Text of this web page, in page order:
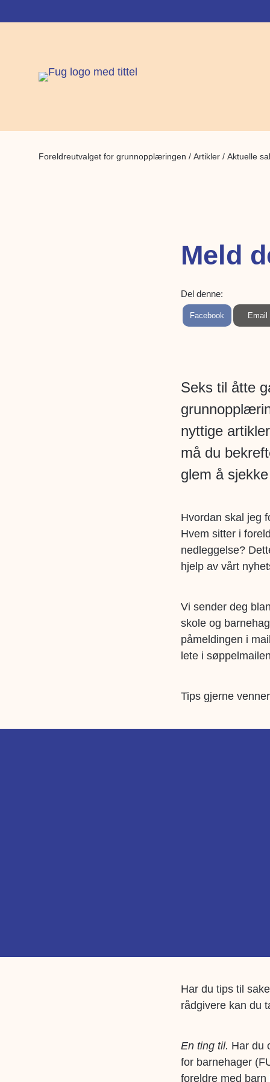
Foreldreutvalget for grunnopplæringen / Artikler / Aktuelle
Meld
Del denne:
S
Facebook
S
Email
Seks til åtte
nyttige
må du
glem å
Hvordan skal jeg
Hvem sitter i
nedleggelse?
hjelp av vårt
Vi sender deg
skole og
påmeldingen i
lete i
Tips gjerne
Har du tips til
rådgivere kan du
En ting til. Har du
for barnehager
foreldre med barn